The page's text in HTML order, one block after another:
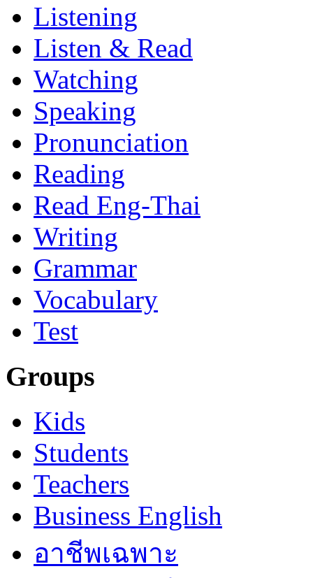
Listening
Listen & Read
Watching
Speaking
Pronunciation
Reading
Read Eng-Thai
Writing
Grammar
Vocabulary
Test
Groups
Kids
Students
Teachers
Business English
อาชีพเฉพาะ